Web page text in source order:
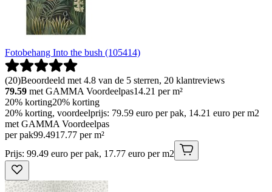
Fotobehang Into the bush (105414)
(20)Beoordeeld met 4.8 van de 5 sterren, 20 klantreviews
79.59 met GAMMA Voordeelpas14.21 per m²
20% korting20% korting
20% korting, voordeelprijs: 79.59 euro per pak, 14.21 euro per m2
met GAMMA Voordeelpas
per pak99.4917.77 per m²
Prijs: 99.49 euro per pak, 17.77 euro per m2